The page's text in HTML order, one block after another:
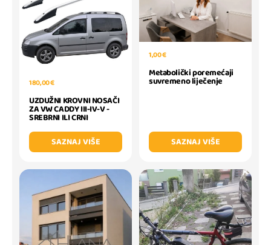
180,00 €
UZDUŽNI KROVNI NOSAČI
ZA VW CADDY III-IV-V -
SREBRNI ILI CRNI
SAZNAJ VIŠE
1,00 €
Metabolički poremećaji
suvremeno liječenje
SAZNAJ VIŠE